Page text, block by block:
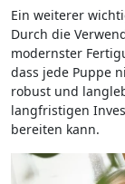
Ein weiterer
Durch die
modernster
dass jede Puppe
robust und
langfristigen
bereiten kann.